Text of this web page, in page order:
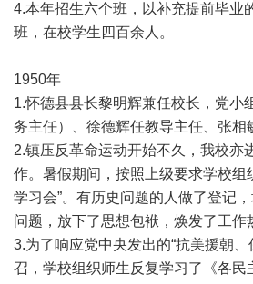
4.本年招生六个班，以补充提前毕业
班，在校学生四百余人。
1950年
1.怀德县县长黎明辉兼任校长，党小
务主任）、徐德辉任教导主任、张相
2.镇压反革命运动开始不久，我校亦
作。暑假期间，按照上级要求学校组
学习会”。有历史问题的人做了登记
问题，放下了思想包袱，焕发了工作
3.为了响应党中央发出的“抗美援朝、
召，学校组织师生反复学习了《各民